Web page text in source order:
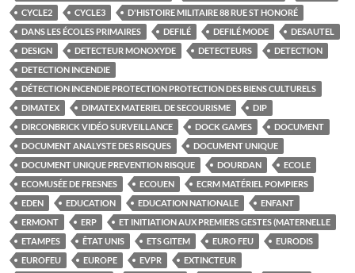
CYCLE2
CYCLE3
D'HISTOIRE MILITAIRE 88 RUE ST HONORÉ
DANS LES ÉCOLES PRIMAIRES
DEFILÉ DEFILÉ MODE
DESAUTEL
DESIGN
DETECTEUR MONOXYDE DETECTEURS
DETECTION
DETECTION INCENDIE
DÉTECTION INCENDIE PROTECTION PROTECTION DES BIENS CULTURELS
DIMATEX
DIMATEX MATERIEL DE SECOURISME
DIP
DIRCONBRICK VIDÉO SURVEILLANCE
DOCK GAMES
DOCUMENT
DOCUMENT ANALYSTE DES RISQUES
DOCUMENT UNIQUE
DOCUMENT UNIQUE PREVENTION RISQUE
DOURDAN
ECOLE
ECOMUSÉE DE FRESNES
ECOUEN
ECRM MATÉRIEL POMPIERS
EDEN
EDUCATION EDUCATION NATIONALE
ENFANT
ERMONT
ERP
ET INITIATION AUX PREMIERS GESTES (MATERNELLE
ETAMPES
ÊTAT UNIS ETS GITEM EURO FEU
EURODIS
EUROFEU
EUROPE EVPR
EXTINCTEUR